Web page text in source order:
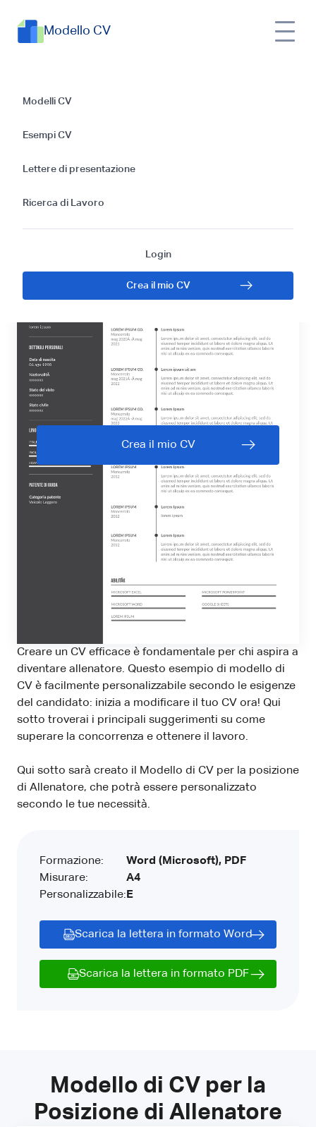
Modello CV
Modelli CV
Esempi CV
Lettere di presentazione
Ricerca di Lavoro
Login
Crea il mio CV
Esempi di CV per la
posizione di
Allenatore: Guida
Gratis per il 2024
Crea il mio CV
Creare un CV efficace è fondamentale per chi aspira a
diventare allenatore. Questo esempio di modello di
CV è facilmente personalizzabile secondo le esigenze
del candidato: inizia a modificare il tuo CV ora! Qui
sotto troverai i principali suggerimenti su come
superare la concorrenza e ottenere il lavoro.
Qui sotto sarà creato il Modello di CV per la posizione
di Allenatore, che potrà essere personalizzato
secondo le tue necessità.
Formazione:
Misurare:
Personalizzabile:
Word (Microsoft), PDF
A4
E
Scarica la lettera in formato Word
Scarica la lettera in formato PDF
Modello di CV per la
Posizione di Allenatore